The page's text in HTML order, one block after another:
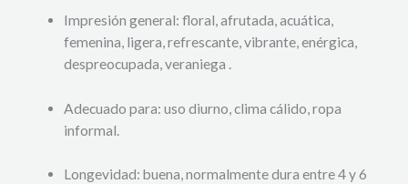
Impresión general: floral, afrutada, acuática,
femenina, ligera, refrescante, vibrante, enérgica,
despreocupada, veraniega .
Adecuado para: uso diurno, clima cálido, ropa
informal.
Longevidad: buena, normalmente dura entre 4 y 6